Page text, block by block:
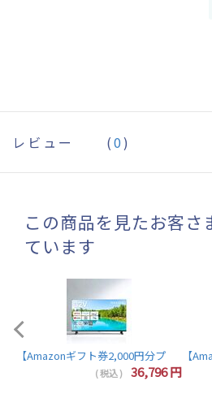
レビュー (0)
この商品を見たお客さ
ています
【Amazonギフト券2,000円分プレゼン
( 税込 ) 36,796円